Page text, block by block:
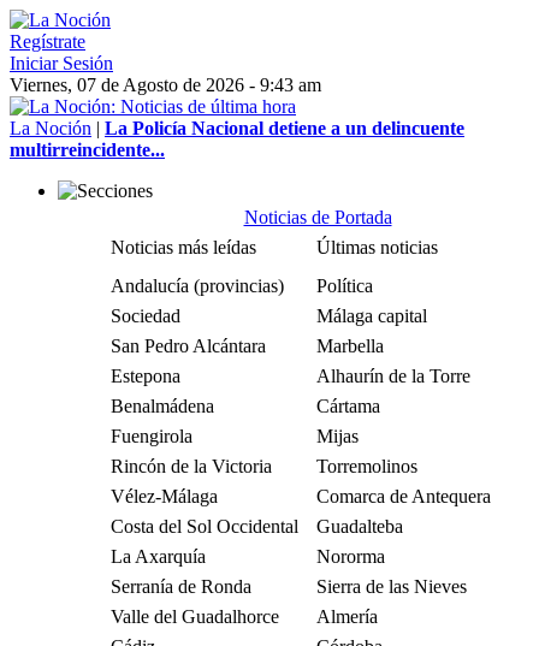
Regístrate
Iniciar Sesión
Viernes, 07 de Agosto de 2026 - 9:43 am
La Noción | La Policía Nacional detiene a un delincuente
multirreincidente...
Noticias de Portada
Noticias más leídas
Últimas noticias
Andalucía (provincias)
Política
Sociedad
Málaga capital
San Pedro Alcántara
Marbella
Estepona
Alhaurín de la Torre
Benalmádena
Cártama
Fuengirola
Mijas
Rincón de la Victoria
Torremolinos
Vélez-Málaga
Comarca de Antequera
Costa del Sol Occidental
Guadalteba
La Axarquía
Nororma
Serranía de Ronda
Sierra de las Nieves
Valle del Guadalhorce
Almería